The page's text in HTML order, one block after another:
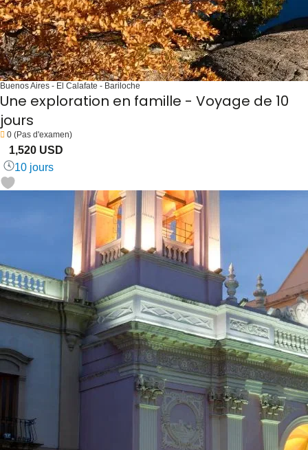
Buenos Aires - El Calafate - Bariloche
Une exploration en famille - Voyage de 10
jours
0 (Pas d'examen)
1,520 USD
10 jours